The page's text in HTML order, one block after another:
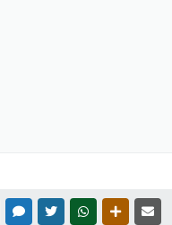
FACEBOOKMESSENGER
TWITTERWHATSAPPOUTRAS